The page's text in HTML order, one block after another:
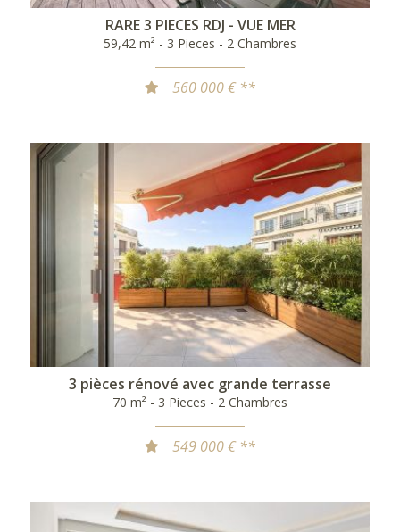
RARE 3 PIECES RDJ - VUE MER
59,42 m² - 3 Pieces - 2 Chambres
560 000 € **
3 pièces rénové avec grande terrasse
70 m² - 3 Pieces - 2 Chambres
549 000 € **